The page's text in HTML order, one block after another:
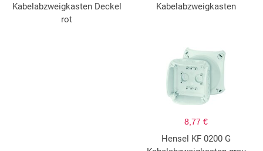
Kabelabzweigkasten Deckel
rot
Kabelabzweigkasten
8,77 €
Hensel KF 0200 G